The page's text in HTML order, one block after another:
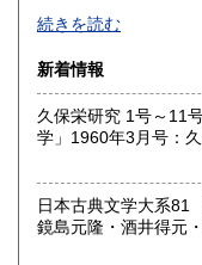
文学・哲学等人文書
ます。お近くの方は
沿線名：地下鉄烏丸線
最寄駅：今出川駅
営業時間：12:00〜
定休日：火曜
書籍の買取について
-
続きを読む
新着情報
久保栄研究 1号～11
学」1960年3月号：久保栄特集 （久保
日本古典文学大系81 正
鏡島元隆・酒井得元